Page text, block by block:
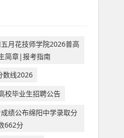
月花技师学院2026普高
简章|报考指南
数线2026
校毕业生招聘公告
绩公布绵阳中学录取分
662分